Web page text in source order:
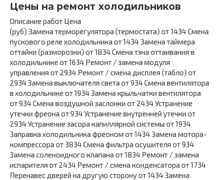
Цены на ремонт холодильников
Описание работ Цена
(руб) Замена терморегулятора (термостата) от 1434 Смена
пускового реле холодильника от 1434 Замена таймера
оттайки (разморозки) от 1834 Смена тэна оттаивания в
холодильнике от 1634 Ремонт / замена модуля
управления от 2934 Ремонт / смена дисплея (табло) от
2934 Замена выключателя света от 934 Смена вентилятора
в холодильнике от 1934 Замена крыльчатки вентилятора
от 934 Смена воздушной заслонки от 2434 Устранение
утечки фреона от 934 Устранение внутренней утечки от
2934 Устранение засора капиллярной системы от 1934
Заправка холодильника фреоном от 1434 Замена мотора-
компрессора от 3834 Смена фильтра осушителя от 934
Замена соленоидного клапана от 1834 Ремонт / замена
испарителя от 2434 Ремонт / смена конденсатора от 1734
Перенавес дверей на другую сторону от 1434 Замена